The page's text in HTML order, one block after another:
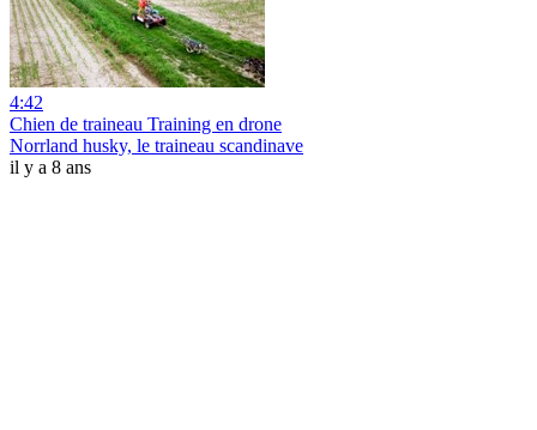
4:42
Chien de traineau Training en drone
Norrland husky, le traineau scandinave
il y a 8 ans